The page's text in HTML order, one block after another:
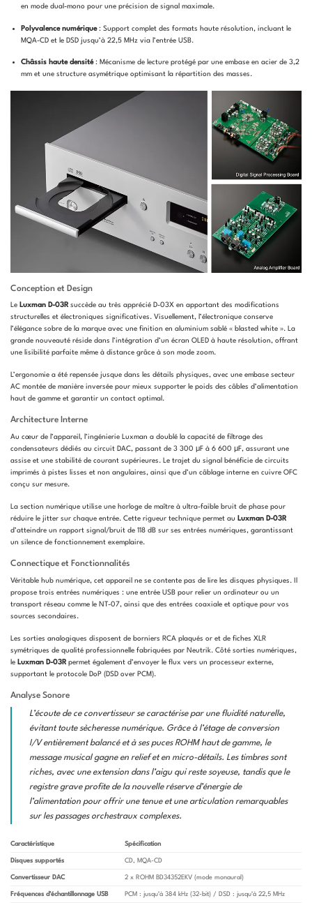
en mode dual-mono pour une précision de signal maximale.
Polyvalence numérique: Support complet des formats haute résolution, incluant le
MQA-CD et le DSD jusqu’à 22,5 MHz via l’entrée USB.
Châssis haute densité: Mécanisme de lecture protégé par une embase en acier de 3,2
mm et une structure asymétrique optimisant la répartition des masses.
Conception et Design
Le Luxman D-03R succède au très apprécié D-03X en apportant des modifications
structurelles et électroniques significatives. Visuellement, l’électronique conserve
l’élégance sobre de la marque avec une finition en aluminium sablé « blasted white ». La
grande nouveauté réside dans l’intégration d’un écran OLED à haute résolution, offrant
une lisibilité parfaite même à distance grâce à son mode zoom.
L’ergonomie a été repensée jusque dans les détails physiques, avec une embase secteur
AC montée de manière inversée pour mieux supporter le poids des câbles d’alimentation
haut de gamme et garantir un contact optimal.
Architecture Interne
Au cœur de l’appareil, l’ingénierie Luxman a doublé la capacité de filtrage des
condensateurs dédiés au circuit DAC, passant de 3 300 μF à 6 600 μF, assurant une
assise et une stabilité de courant supérieures. Le trajet du signal bénéficie de circuits
imprimés à pistes lisses et non angulaires, ainsi que d’un câblage interne en cuivre OFC
conçu sur mesure.
La section numérique utilise une horloge de maître à ultra-faible bruit de phase pour
réduire le jitter sur chaque entrée. Cette rigueur technique permet au Luxman D-03R
d’atteindre un rapport signal/bruit de 118 dB sur ses entrées numériques, garantissant
un silence de fonctionnement exemplaire.
Connectique et Fonctionnalités
Véritable hub numérique, cet appareil ne se contente pas de lire les disques physiques. Il
propose trois entrées numériques : une entrée USB pour relier un ordinateur ou un
transport réseau comme le NT-07, ainsi que des entrées coaxiale et optique pour vos
sources secondaires.
Les sorties analogiques disposent de borniers RCA plaqués or et de fiches XLR
symétriques de qualité professionnelle fabriquées par Neutrik. Côté sorties numériques,
le Luxman D-03R permet également d’envoyer le flux vers un processeur externe,
supportant le protocole DoP (DSD over PCM).
Analyse Sonore
L’écoute de ce convertisseur se caractérise par une fluidité naturelle,
évitant toute sècheresse numérique. Grâce à l’étage de conversion
I/V entièrement balancé et à ses puces ROHM haut de gamme, le
message musical gagne en relief et en micro-détails. Les timbres sont
riches, avec une extension dans l’aigu qui reste soyeuse, tandis que le
registre grave profite de la nouvelle réserve d’énergie de
l’alimentation pour offrir une tenue et une articulation remarquables
sur les passages orchestraux complexes.
Caractéristique Spécification
Disques supportés CD, MQA-CD
Convertisseur DAC 2 x ROHM BD34352EKV (mode monaural)
Fréquences d’échantillonnage USB PCM : jusqu’à 384 kHz (32-bit) / DSD : jusqu’à 22,5 MHz